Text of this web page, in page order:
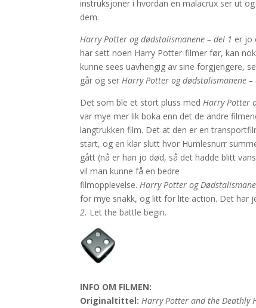
instruksjoner i hvordan en malacrux ser ut
dem.
Harry Potter og dødstalismanene – del 1 er jo
har sett noen Harry Potter-filmer før, kan
kunne sees uavhengig av sine forgjengere,
går og serHarry Potter og dødstalismanene –
Det som ble et stort pluss medHarry Potter
var mye mer lik boka enn det de andre
langtrukken film. Det at den er en
start, og en klar slutt hvor Humlesnurr
gått (nå er han jo død, så det hadde blitt
vil man kunne få en bedre
filmopplevelse.Harry Potter og
for mye snakk, og litt for lite action. Det
2. Let the battle begin.
INFO OM FILMEN:
Originaltittel: Harry Potter and the Deathly